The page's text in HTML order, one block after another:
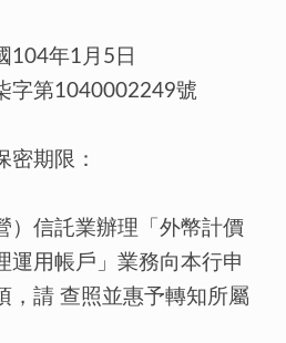
104年1月5日
字第1040002249號
密期限：
）信託業辦理「外幣計價
運用帳戶」業務向本行申
，請 查照並惠予轉知所屬